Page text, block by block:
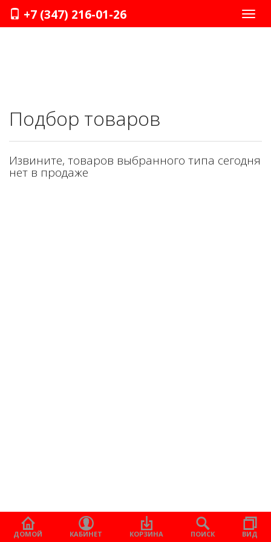
+7 (347) 216-01-26
Подбор товаров
Извините, товаров выбранного типа сегодня
нет в продаже
ДОМОЙ КАБИНЕТ КОРЗИНА ПОИСК ВИД